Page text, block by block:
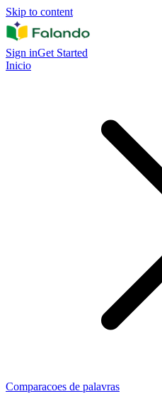
Skip to content
Sign inGet Started
Inicio
Comparacoes de palavras